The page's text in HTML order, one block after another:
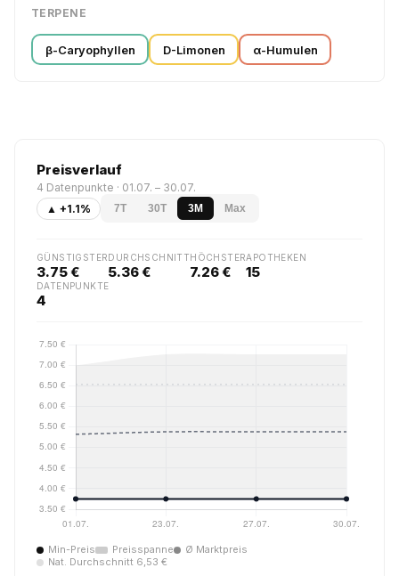
TERPENE
β-Caryophyllen D-Limonen α-Humulen
Preisverlauf
4 Datenpunkte · 01.07. – 30.07.
▲ +1.1%
7T 30T 3M Max
GÜNSTIGSTER
3.75 €
DURCHSCHNITT
5.36 €
HÖCHSTER
7.26 €
APOTHEKEN
15
DATENPUNKTE
4
Min-Preis Preisspanne
Ø Marktpreis
Nat. Durchschnitt 6,53 €